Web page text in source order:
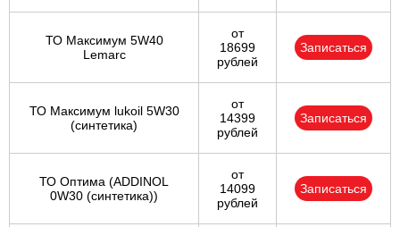
ТО Максимум 5W40
Lemarc
от
18699
рублей
Записаться
ТО Максимум lukoil 5W30
(синтетика)
от
14399
рублей
Записаться
ТО Оптима (ADDINOL
0W30 (синтетика))
от
14099
рублей
Записаться